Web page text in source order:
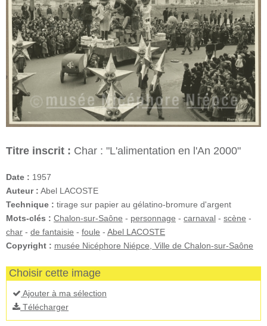
Titre inscrit : Char : "L'alimentation en l'An 2000"
Date : 1957
Auteur : Abel LACOSTE
Technique : tirage sur papier au gélatino-bromure d'argent
Mots-clés : Chalon-sur-Saône - personnage - carnaval - scène -
char - de fantaisie - foule - Abel LACOSTE
Copyright : musée Nicéphore Niépce, Ville de Chalon-sur-Saône
Choisir cette image
Ajouter à ma sélection
Télécharger